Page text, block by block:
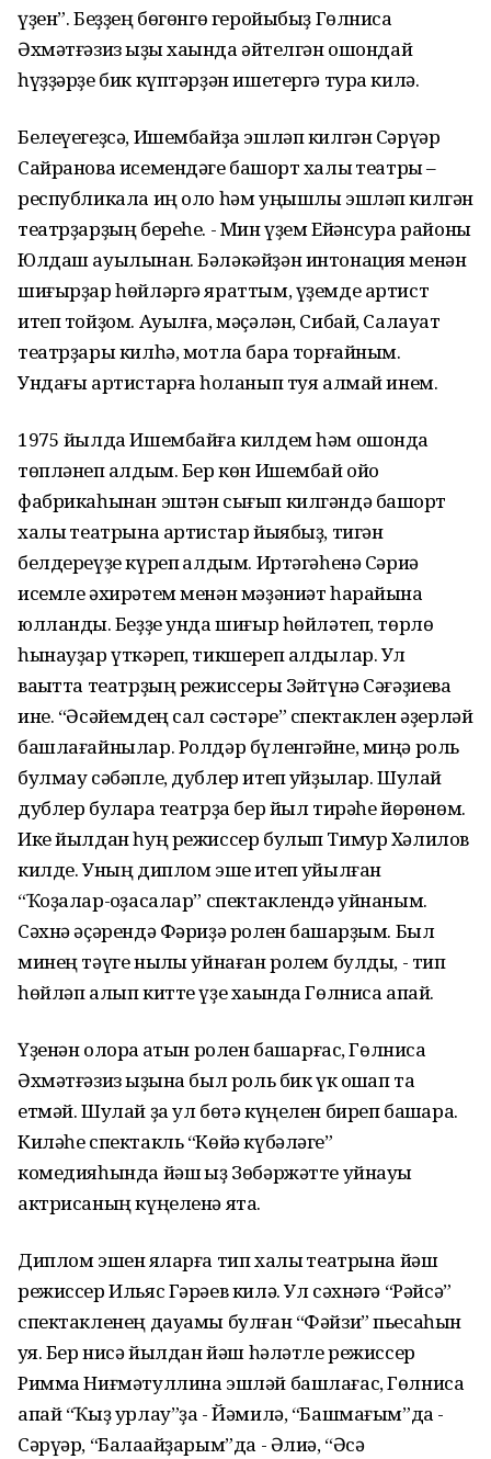
үҙен”. Беҙҙең бөгөнгө геройыбыҙ Гөлниса
Әхмәтғәзиз ҡыҙы хаҡында әйтелгән ошондай
һүҙҙәрҙе бик күптәрҙән ишетергә тура килә.
Белеүегеҙсә, Ишембайҙа эшләп килгән Сәрүәр
Сайранова исемендәге башҡорт халыҡ театры –
республикала иң оло һәм уңышлы эшләп килгән
театрҙарҙың береһе. - Мин үҙем Ейәнсура районы
Юлдаш ауылынан. Бәләкәйҙән интонация менән
шиғырҙар һөйләргә яраттым, үҙемде артист
итеп тойҙом. Ауылға, мәҫәлән, Сибай, Салауат
театрҙары килһә, мотлаҡ бара торғайным.
Ундағы артистарға һоҡланып туя алмай инем.
1975 йылда Ишембайға килдем һәм ошонда
төпләнеп ҡалдым. Бер көн Ишембай ойоҡ
фабрикаһынан эштән сығып килгәндә башҡорт
халыҡ театрына артистар йыябыҙ, тигән
белдереүҙе күреп ҡалдым. Иртәгәһенә Сәриә
исемле әхирәтем менән мәҙәниәт һарайына
юлландыҡ. Беҙҙе унда шиғыр һөйләтеп, төрлө
һынауҙар үткәреп, тикшереп алдылар. Ул
ваҡытта театрҙың режиссеры Зәйтүнә Сәғәҙиева
ине. “Әсәйемдең сал сәстәре” спектаклен әҙерләй
башлағайнылар. Ролдәр бүленгәйне, миңә роль
булмау сәбәпле, дублер итеп ҡуйҙылар. Шулай
дублер булараҡ театрҙа бер йыл тирәһе йөрөнөм.
Ике йылдан һуң режиссер булып Тимур Хәлилов
килде. Уның диплом эше итеп ҡуйылған
“Ҡоҙалар-ҡоҙасалар” спектаклендә уйнаным.
Сәхнә әҫәрендә Фәриҙә ролен башҡарҙым. Был
минең тәүге ныҡлы уйнаған ролем булды, - тип
һөйләп алып китте үҙе хаҡында Гөлниса апай.
Үҙенән олораҡ ҡатын ролен башҡарғас, Гөлниса
Әхмәтғәзиз ҡыҙына был роль бик үк оҡшап та
етмәй. Шулай ҙа ул бөтә күңелен биреп башҡара.
Киләһе спектакль “Көйә күбәләге”
комедияһында йәш ҡыҙ Зөбәржәтте уйнауы
актрисаның күңеленә ята.
Диплом эшен яҡларға тип халыҡ театрына йәш
режиссер Ильяс Гәрәев килә. Ул сәхнәгә “Рәйсә”
спектакленең дауамы булған “Фәйзи” пьесаһын
ҡуя. Бер нисә йылдан йәш һәләтле режиссер
Римма Ниғмәтуллина эшләй башлағас, Гөлниса
апай “Ҡыҙ урлау”ҙа - Йәмилә, “Башмағым”да -
Сәрүәр, “Балаҡайҙарым”да - Әлиә, “Әсә